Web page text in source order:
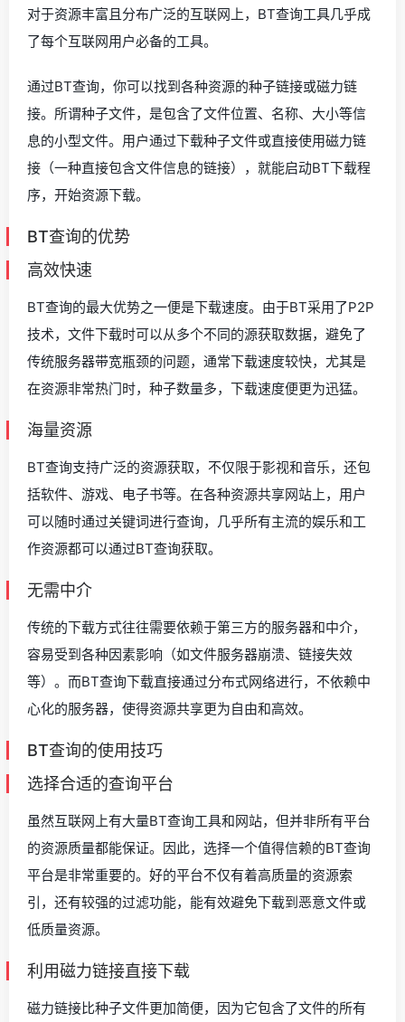
对于资源丰富且分布广泛的互联网上，BT查询工具几乎成
了每个互联网用户必备的工具。
通过BT查询，你可以找到各种资源的种子链接或磁力链
接。所谓种子文件，是包含了文件位置、名称、大小等信
息的小型文件。用户通过下载种子文件或直接使用磁力链
接（一种直接包含文件信息的链接），就能启动BT下载程
序，开始资源下载。
BT查询的优势
高效快速
BT查询的最大优势之一便是下载速度。由于BT采用了P2P
技术，文件下载时可以从多个不同的源获取数据，避免了
传统服务器带宽瓶颈的问题，通常下载速度较快，尤其是
在资源非常热门时，种子数量多，下载速度便更为迅猛。
海量资源
BT查询支持广泛的资源获取，不仅限于影视和音乐，还包
括软件、游戏、电子书等。在各种资源共享网站上，用户
可以随时通过关键词进行查询，几乎所有主流的娱乐和工
作资源都可以通过BT查询获取。
无需中介
传统的下载方式往往需要依赖于第三方的服务器和中介，
容易受到各种因素影响（如文件服务器崩溃、链接失效
等）。而BT查询下载直接通过分布式网络进行，不依赖中
心化的服务器，使得资源共享更为自由和高效。
BT查询的使用技巧
选择合适的查询平台
虽然互联网上有大量BT查询工具和网站，但并非所有平台
的资源质量都能保证。因此，选择一个值得信赖的BT查询
平台是非常重要的。好的平台不仅有着高质量的资源索
引，还有较强的过滤功能，能有效避免下载到恶意文件或
低质量资源。
利用磁力链接直接下载
磁力链接比种子文件更加简便，因为它包含了文件的所有